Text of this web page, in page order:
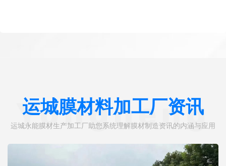
运城膜材料加工厂资讯
运城永能膜材生产加工厂助您系统理解膜材制造资讯的内涵与应用
Yongneng